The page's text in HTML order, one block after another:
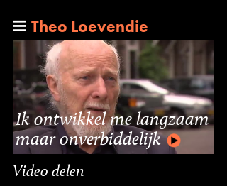
Theo Loevendie
Ik ontwikkel me langzaam
maar onverbiddelijk
Video delen